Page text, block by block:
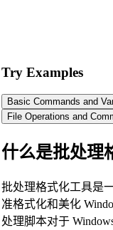
Try Examples
Basic Commands and
File Operations and
什么是批处理
批处理格式化工具是
准格式化和美化
处理脚本对于